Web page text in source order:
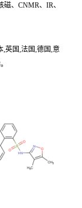
、CNMR、IR、
,英国,法国,德国,意